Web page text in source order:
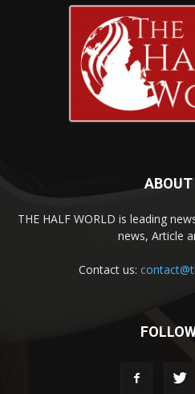
ABOUT
THE HALF WORLD is leading
news, Article
Contact us: